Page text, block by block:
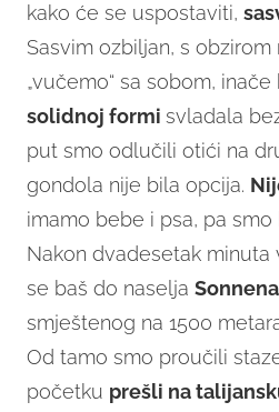
kako će se uspostaviti,
Sasvim ozbiljan, s
„vučemo“ sa sobom, inače
solidnoj formi svladala
put smo odlučili otići na
gondola nije bila opcija.
imamo bebe i psa, pa smo
Nakon dvadesetak minuta
se baš do naselja
smještenog na 1500
Od tamo smo proučili
početku prešli na